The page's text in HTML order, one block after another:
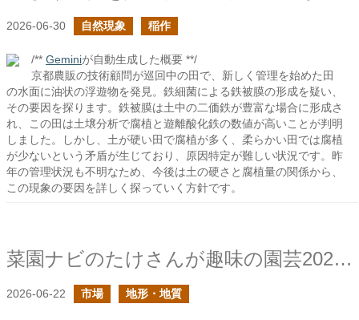
2026-06-30 自然現象 稲作
/** Geminiが自動生成した概要 **/
京都農販の技術顧問が巡回中の田で、新しく管理を始めた田
の水面に油状の浮遊物を発見。鉄細菌による鉄被膜の形成を疑い、
その要因を探ります。鉄被膜は土中の二価鉄が豊富な場合に形成さ
れ、この田は土壌分析で腐植と遊離酸化鉄の数値が高いことが判明
しました。しかし、土が硬い田で腐植が多く、柔らかい田では腐植
が少ないという矛盾が生じており、原因特定が難しい状況です。昨
年の管理状況も不明なため、今後は土の硬さと腐植量の関係から、
この現象の要因を詳しく探っていく方針です。
菜園ナビのたけさんが趣味の園芸2026年7月号の企画で講師をされていたので購入した
2026-06-22 市場 地形・地質